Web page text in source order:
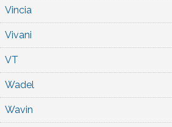
Vincia
Vivani
VT
Wadel
Wavin